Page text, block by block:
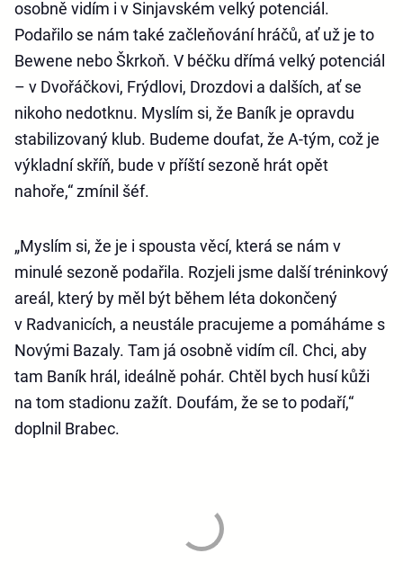
osobně vidím i v Sinjavském velký potenciál.
Podařilo se nám také začleňování hráčů, ať už je to
Bewene nebo Škrkoň. V béčku dřímá velký potenciál
– v Dvořáčkovi, Frýdlovi, Drozdovi a dalších, ať se
nikoho nedotknu. Myslím si, že Baník je opravdu
stabilizovaný klub. Budeme doufat, že A-tým, což je
výkladní skříň, bude v příští sezoně hrát opět
nahoře,“ zmínil šéf.
„Myslím si, že je i spousta věcí, která se nám v
minulé sezoně podařila. Rozjeli jsme další tréninkový
areál, který by měl být během léta dokončený
v Radvanicích, a neustále pracujeme a pomáháme s
Novými Bazaly. Tam já osobně vidím cíl. Chci, aby
tam Baník hrál, ideálně pohár. Chtěl bych husí kůži
na tom stadionu zažít. Doufám, že se to podaří,“
doplnil Brabec.